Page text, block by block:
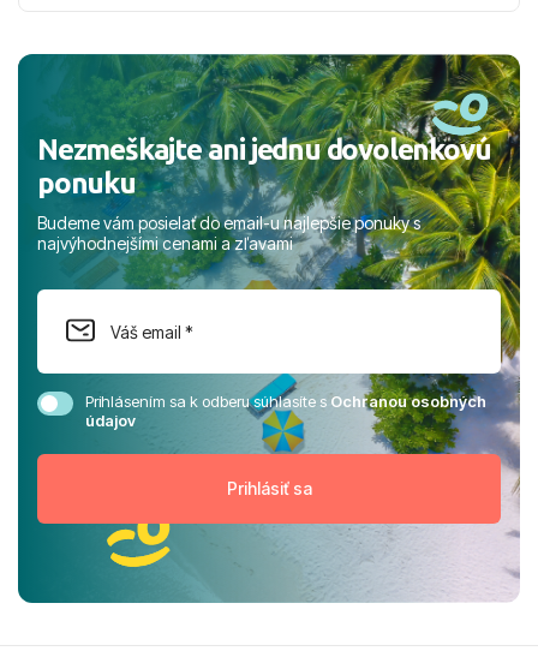
Nezmeškajte ani jednu dovolenkovú
ponuku
Budeme vám posielať do email-u najlepšie ponuky s
najvýhodnejšími cenami a zľavami
Prihlásením sa k odberu súhlasíte sOchranou osobných
údajov